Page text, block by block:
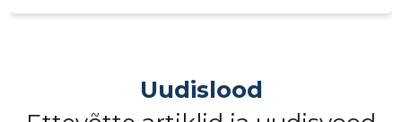
Uudislood